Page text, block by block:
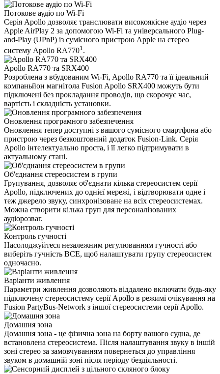
Потокове аудіо по Wi-Fi
Серія Apollo дозволяє транслювати високоякісне аудіо через
Apple AirPlay 2 за допомогою Wi-Fi та універсального Plug-
and-Play (UPnP) із сумісного пристрою Apple на стерео
систему Apollo RA7701 .
Apollo RA770 та SRX400
Розроблена з вбудованим Wi-Fi, Apollo RA770 та її ідеальний
компаньйон магнітола Fusion Apollo SRX400 можуть бути
підключені без прокладання проводів, що скорочує час,
вартість і складність установки.
Оновлення програмного забезпечення
Оновлення тепер доступні з вашого сумісного смартфона або
пристрою через безкоштовний додаток Fusion-Link. Серія
Apollo інтелектуально проста, і її легко підтримувати в
актуальному стані.
Об'єднання стереосистем в групи
Групування, дозволяє об'єднати кілька стереосистем серії
Apollo, підключених до однієї мережі, і відтворювати одне і
теж джерело звуку, синхронізоване на всіх стереосистемах.
Можна створити кілька груп для персоналізованих
аудіорозваг.
Контроль гучності
Насолоджуйтеся незалежним регулюванням гучності або
виберіть гучність ВСЕ, щоб налаштувати групу стереосистем
одночасно.
Варіанти живлення
Параметри живлення дозволяють віддалено включати будь-яку
підключену стереосистему серії Apollo в режимі очікування на
Fusion PartyBus-Network з іншої стереосистеми серії Apollo.
Домашня зона
Домашня зона - це фізична зона на борту вашого судна, де
встановлена ​​стереосистема. Після налаштування звуку в іншій
зоні стерео за замовчуванням повернеться до управління
звуком в домашній зоні після періоду бездіяльності.